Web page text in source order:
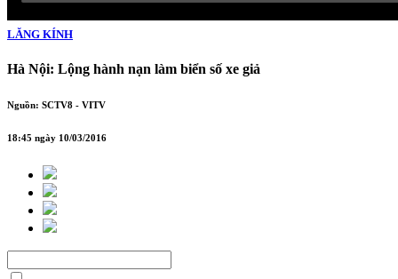
LĂNG KÍNH
Hà Nội: Lộng hành nạn làm biển số xe giả
Nguồn: SCTV8 - VITV
18:45 ngày 10/03/2016